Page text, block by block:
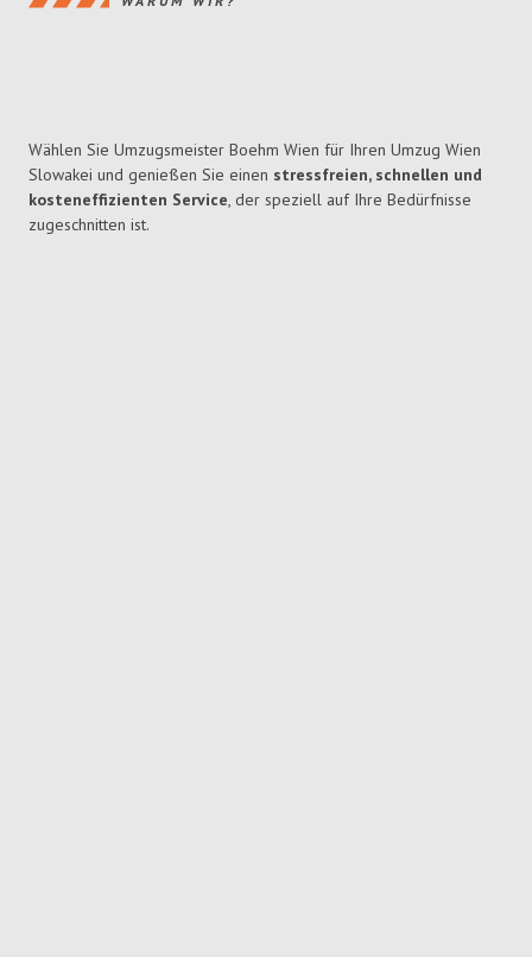
Wählen Sie Umzugsmeister Boehm Wien für Ihren Umzug Wien
Slowakei und genießen Sie einen stressfreien, schnellen und
kosteneffizienten Service, der speziell auf Ihre Bedürfnisse
zugeschnitten ist.